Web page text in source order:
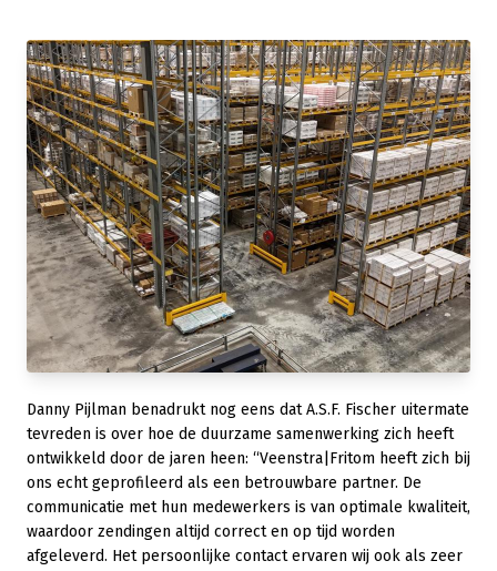
Danny Pijlman benadrukt nog eens dat A.S.F. Fischer uitermate
tevreden is over hoe de duurzame samenwerking zich heeft
ontwikkeld door de jaren heen: “Veenstra|Fritom heeft zich bij
ons echt geprofileerd als een betrouwbare partner. De
communicatie met hun medewerkers is van optimale kwaliteit,
waardoor zendingen altijd correct en op tijd worden
afgeleverd. Het persoonlijke contact ervaren wij ook als zeer